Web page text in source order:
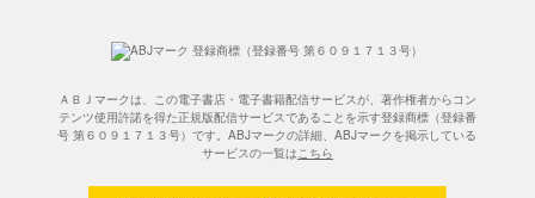
ＡＢＪマークは、この電子書店・電子書籍配信サービスが、著作権者からコン
テンツ使用許諾を得た正規版配信サービスであることを示す登録商標（登録番
号 第６０９１７１３号）です。ABJマークの詳細、ABJマークを掲示している
サービスの一覧はこちら